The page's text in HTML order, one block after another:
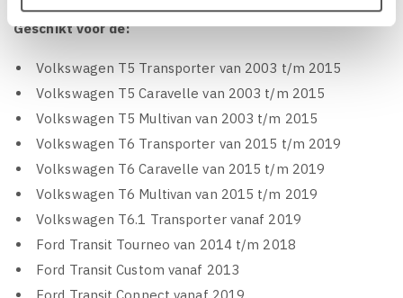
Geschikt voor de:
Volkswagen T5 Transporter van 2003 t/m 2015
Volkswagen T5 Caravelle van 2003 t/m 2015
Volkswagen T5 Multivan van 2003 t/m 2015
Volkswagen T6 Transporter van 2015 t/m 2019
Volkswagen T6 Caravelle van 2015 t/m 2019
Volkswagen T6 Multivan van 2015 t/m 2019
Volkswagen T6.1 Transporter vanaf 2019
Ford Transit Tourneo van 2014 t/m 2018
Ford Transit Custom vanaf 2013